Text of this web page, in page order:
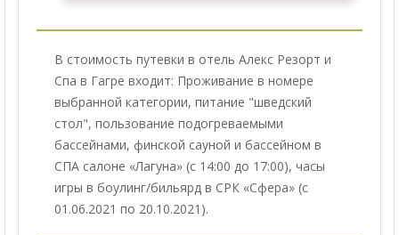
В стоимость путевки в отель Алекс Резорт и
Спа в Гагре входит: Проживание в номере
выбранной категории, питание "шведский
стол", пользование подогреваемыми
бассейнами, финской сауной и бассейном в
СПА салоне «Лагуна» (с 14:00 до 17:00), часы
игры в боулинг/бильярд в СРК «Сфера» (с
01.06.2021 по 20.10.2021).